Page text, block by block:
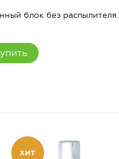
блок без распылителя.